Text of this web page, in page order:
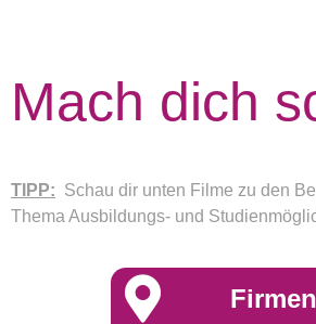
Mach dich
TIPP: Schau dir unten Filme zu den
Thema Ausbildungs- und